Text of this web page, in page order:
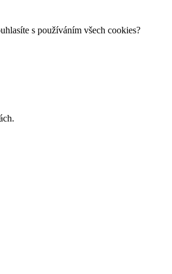
s používáním všech cookies?